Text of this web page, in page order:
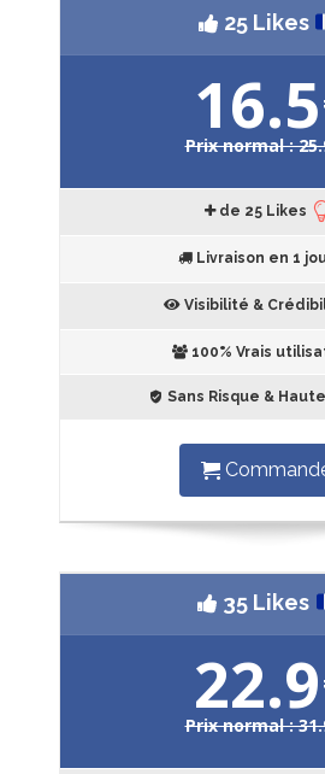
25 Likes
16.5
Prix normal :
de 25 Likes
Livraison en 1
Visibilité &
100% Vrais
Sans Risque &
35 Likes
22.9
Prix normal :